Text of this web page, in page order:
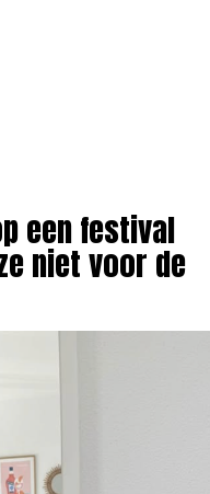
een festival
niet voor de